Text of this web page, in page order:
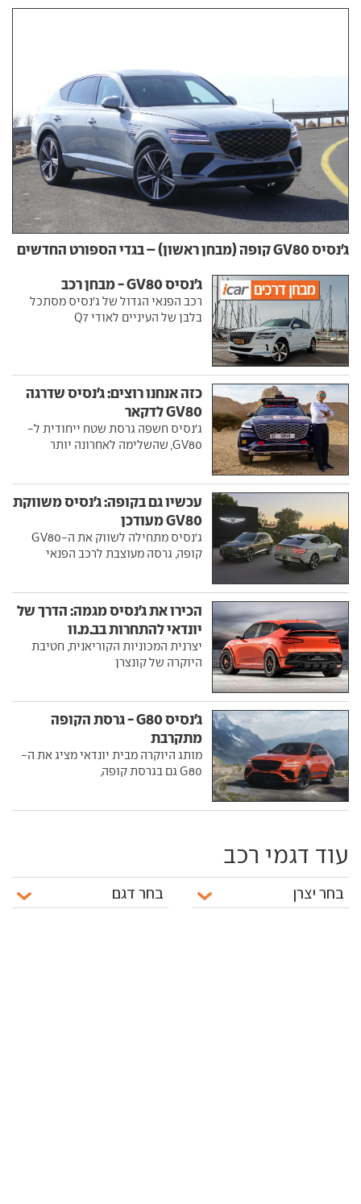
ג'נסיס GV80 קופה (מבחן ראשון) – בגדי הספורט החדשים
ג'נסיס GV80 - מבחן רכב
רכב הפנאי הגדול של ג'נסיס מסתכל
בלבן של העיניים לאודי Q7
כזה אנחנו רוצים: ג'נסיס שדרגה
GV80 לדקאר
ג'נסיס חשפה גרסת שטח ייחודית ל-
GV80, שהשלימה לאחרונה יותר
עכשיו גם בקופה: ג'נסיס משווקת
GV80 מעודכן
ג'נסיס מתחילה לשווק את ה-GV80
קופה, גרסה מעוצבת לרכב הפנאי
הכירו את ג'נסיס מגמה: הדרך של
יונדאי להתחרות בב.מ.וו
יצרנית המכוניות הקוריאנית, חטיבת
היוקרה של קונצרן
ג'נסיס G80 - גרסת הקופה
מתקרבת
מותג היוקרה מבית יונדאי מציג את ה-
G80 גם בגרסת קופה,
עוד דגמי רכב